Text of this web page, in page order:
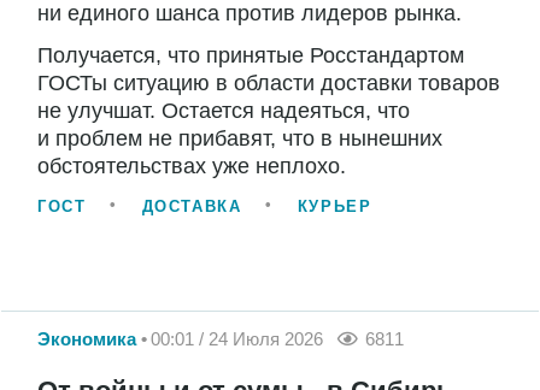
ни единого шанса против лидеров рынка.
Получается, что принятые Росстандартом
ГОСТы ситуацию в области доставки товаров
не улучшат. Остается надеяться, что
и проблем не прибавят, что в нынешних
обстоятельствах уже неплохо.
ГОСТ ДОСТАВКА КУРЬЕР
Экономика 00:01 / 24 Июля 2026 6811